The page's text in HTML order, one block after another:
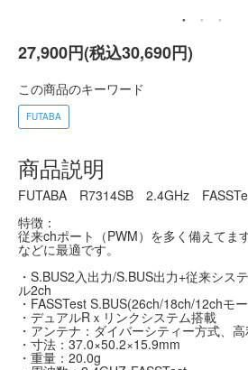
27,900円(税込30,690円)
この商品のキーワード
FUTABA
商品説明
FUTABA R7314SB 2.4GHz
特徴：
従来chポート（PWM）を多く備えてま
などに最適です。
・S.BUS2入出力/S.BUS出力+従来シス
ル2ch
・FASSTest S.BUS(26ch/18ch/12chモ
・デュアルRｘリンクシステム搭載
・アンテナ：ダイバーシティー方式、
・寸法：37.0×50.2×15.9mm
・重量：20.0g